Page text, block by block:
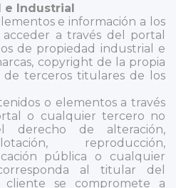
e Industrial
e información a los
a través del portal
de propiedad industrial e
copyright de la propia
de terceros titulares de los
o elementos a través
o cualquier tercero no
de alteración,
reproducción,
pública o cualquier
al titular del
cliente se compromete a